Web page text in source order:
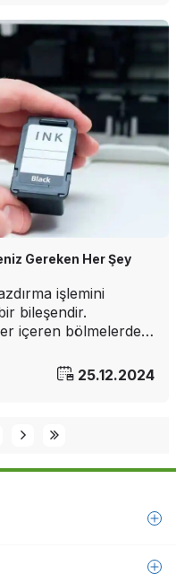
etmenin çeşitli
Gereken Her Şey
işlemini
bileşendir.
içeren bölmelerden
hakkında pek çok
yazıcı
25.12.2024